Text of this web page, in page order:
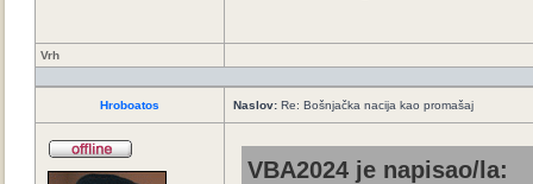
Vrh
Hroboatos Naslov: Re: Bošnjačka nacija kao promašaj
VBA2024 je napisao/la: